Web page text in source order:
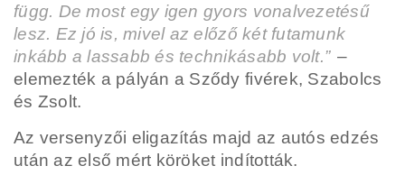
függ. De most egy igen gyors vonalvezetésű
lesz. Ez jó is, mivel az előző két futamunk
inkább a lassabb és technikásabb volt.” –
elemezték a pályán a Sződy fivérek, Szabolcs
és Zsolt.
Az versenyzői eligazítás majd az autós edzés
után az első mért köröket indították.